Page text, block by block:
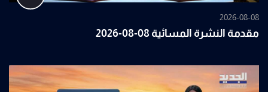
2026-08-08
مقدمة النشرة المسائية 08-08-2026